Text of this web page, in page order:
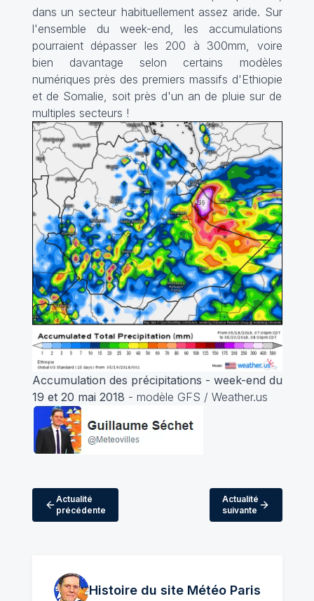
dans un secteur habituellement assez aride. Sur
l'ensemble du week-end, les accumulations
pourraient dépasser les 200 à 300mm, voire
bien davantage selon certains modèles
numériques près des premiers massifs d'Ethiopie
et de Somalie, soit près d'un an de pluie sur de
multiples secteurs !
Accumulation des précipitations - week-end du
19 et 20 mai 2018 - modèle GFS / Weather.us
Actualité
précédente
Actualité
suivante
Histoire du site MétéoParis